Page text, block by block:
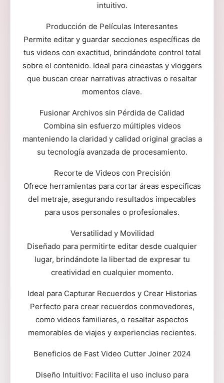
intuitivo.
Producción de Películas Interesantes
Permite editar y guardar secciones específicas de
tus videos con exactitud, brindándote control total
sobre el contenido. Ideal para cineastas y vloggers
que buscan crear narrativas atractivas o resaltar
momentos clave.
Fusionar Archivos sin Pérdida de Calidad
Combina sin esfuerzo múltiples videos
manteniendo la claridad y calidad original gracias a
su tecnología avanzada de procesamiento.
Recorte de Videos con Precisión
Ofrece herramientas para cortar áreas específicas
del metraje, asegurando resultados impecables
para usos personales o profesionales.
Versatilidad y Movilidad
Diseñado para permitirte editar desde cualquier
lugar, brindándote la libertad de expresar tu
creatividad en cualquier momento.
Ideal para Capturar Recuerdos y Crear Historias
Perfecto para crear recuerdos conmovedores,
como videos familiares, o resaltar aspectos
memorables de viajes y experiencias recientes.
Beneficios de Fast Video Cutter Joiner 2024
Diseño Intuitivo: Facilita el uso incluso para